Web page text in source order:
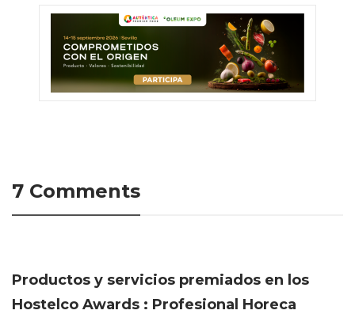
7 Comments
Productos y servicios premiados en los
Hostelco Awards : Profesional Horeca